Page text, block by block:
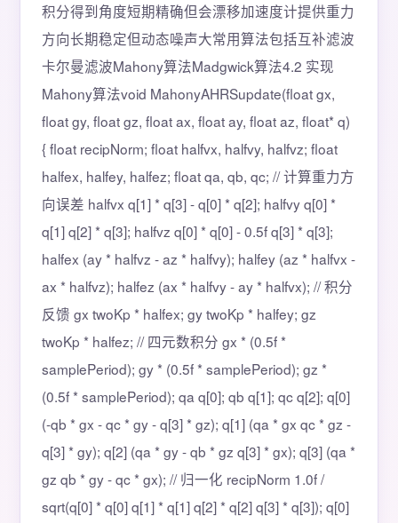
积分得到角度短期精确但会漂移加速度计提供重力
方向长期稳定但动态噪声大常用算法包括互补滤波
卡尔曼滤波Mahony算法Madgwick算法4.2 实现
Mahony算法void MahonyAHRSupdate(float gx,
float gy, float gz, float ax, float ay, float az, float* q)
{ float recipNorm; float halfvx, halfvy, halfvz; float
halfex, halfey, halfez; float qa, qb, qc; // 计算重力方
向误差 halfvx q[1] * q[3] - q[0] * q[2]; halfvy q[0] *
q[1] q[2] * q[3]; halfvz q[0] * q[0] - 0.5f q[3] * q[3];
halfex (ay * halfvz - az * halfvy); halfey (az * halfvx -
ax * halfvz); halfez (ax * halfvy - ay * halfvx); // 积分
反馈 gx twoKp * halfex; gy twoKp * halfey; gz
twoKp * halfez; // 四元数积分 gx * (0.5f *
samplePeriod); gy * (0.5f * samplePeriod); gz *
(0.5f * samplePeriod); qa q[0]; qb q[1]; qc q[2]; q[0]
(-qb * gx - qc * gy - q[3] * gz); q[1] (qa * gx qc * gz -
q[3] * gy); q[2] (qa * gy - qb * gz q[3] * gx); q[3] (qa *
gz qb * gy - qc * gx); // 归一化 recipNorm 1.0f /
sqrt(q[0] * q[0] q[1] * q[1] q[2] * q[2] q[3] * q[3]); q[0]